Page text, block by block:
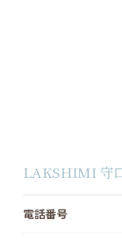
LAKSHIMI 守
電話番号